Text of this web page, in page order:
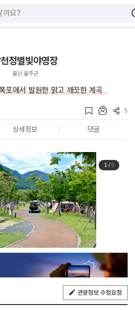
정별빛야영장
울산 울주군
포에서 발원한 맑고 깨끗한 계곡
5
상세정보 댓글
1/ 5
관광정보 수정요청